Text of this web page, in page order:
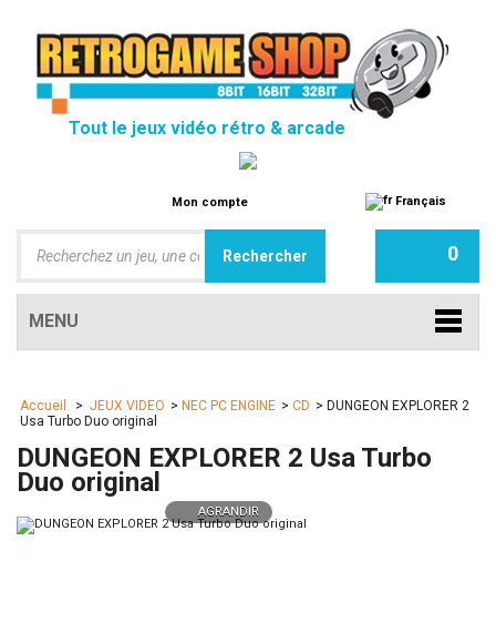
Tout le jeux vidéo rétro & arcade
Mon compte Français
0
MENU
Accueil > JEUX VIDEO > NEC PC ENGINE > CD > DUNGEON EXPLORER 2
Usa Turbo Duo original
DUNGEON EXPLORER 2 Usa Turbo
Duo original
AGRANDIR